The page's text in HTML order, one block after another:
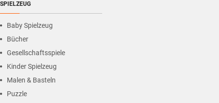
SPIELZEUG
Baby Spielzeug
Bücher
Gesellschaftsspiele
Kinder Spielzeug
Malen & Basteln
Puzzle